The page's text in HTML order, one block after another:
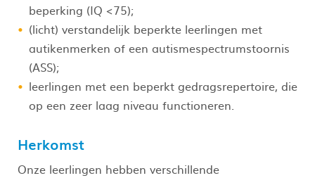
beperking (IQ <75);
(licht) verstandelijk beperkte leerlingen met
autikenmerken of een autismespectrumstoornis
(ASS);
leerlingen met een beperkt gedragsrepertoire, die
op een zeer laag niveau functioneren.
Herkomst
Onze leerlingen hebben verschillende